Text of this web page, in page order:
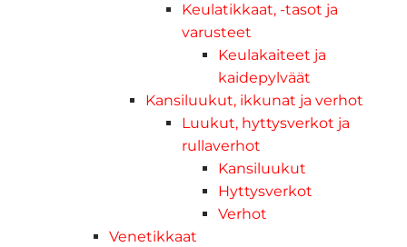
Keulatikkaat, -tasot ja
varusteet
Keulakaiteet ja
kaidepylväät
Kansiluukut, ikkunat ja verhot
Luukut, hyttysverkot ja
rullaverhot
Kansiluukut
Hyttysverkot
Verhot
Venetikkaat